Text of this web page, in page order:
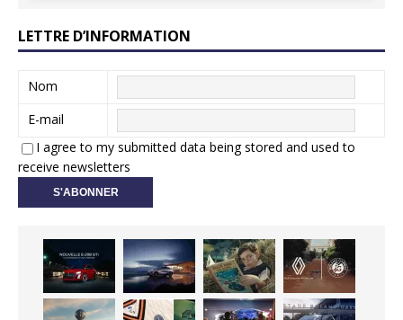
LETTRE D’INFORMATION
Nom
E-mail
I agree to my submitted data being stored and used to
receive newsletters